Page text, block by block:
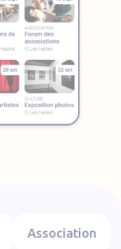
Association